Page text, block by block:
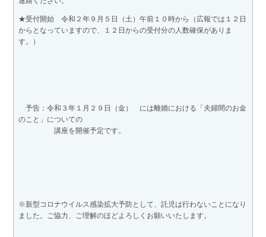
★受付開始 令和２年９月５日（土）午前１０時から（広報では１２日
からとなっていますので、１２日からの受付分の人数確保がありま
す。）
予告：令和３年１月２９日（金） には離婚における「夫婦間のお金
のこと」についての
講座を開催予定です。
※新型コロナウイルス感染拡大予防として、託児は行わないことになり
ました。ご協力、ご理解のほどよろしくお願いいたします。